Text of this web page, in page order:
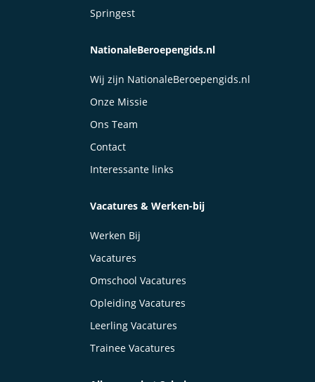
Springest
NationaleBeroepengids.nl
Wij zijn NationaleBeroepengids.nl
Onze Missie
Ons Team
Contact
Interessante links
Vacatures & Werken-bij
Werken Bij
Vacatures
Omschool Vacatures
Opleiding Vacatures
Leerling Vacatures
Trainee Vacatures